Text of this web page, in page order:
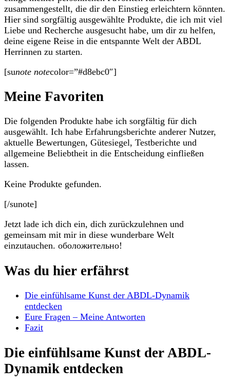
zusammengestellt, die dir den Einstieg erleichtern könnten.
Hier sind sorgfältig ausgewählte Produkte, die ich mit viel
Liebe und Recherche ausgesucht habe, um dir zu helfen,
deine eigene Reise in die entspannte Welt der ABDL
Herrinnen zu starten.
[sunote notecolor=”#d8ebc0″]
Meine Favoriten
Die folgenden Produkte habe ich sorgfältig für dich
ausgewählt. Ich habe Erfahrungsberichte anderer Nutzer,
aktuelle Bewertungen, Gütesiegel, Testberichte und
allgemeine Beliebtheit in die Entscheidung einfließen
lassen.
Keine Produkte gefunden.
[/sunote]
Jetzt lade ich dich ein, dich zurückzulehnen und
gemeinsam mit mir in diese wunderbare Welt
einzutauchen. оболожительно!
Was du hier erfährst
Die einfühlsame Kunst der ABDL-Dynamik
entdecken
Eure Fragen – Meine Antworten
Fazit
Die einfühlsame Kunst der ABDL-
Dynamik entdecken